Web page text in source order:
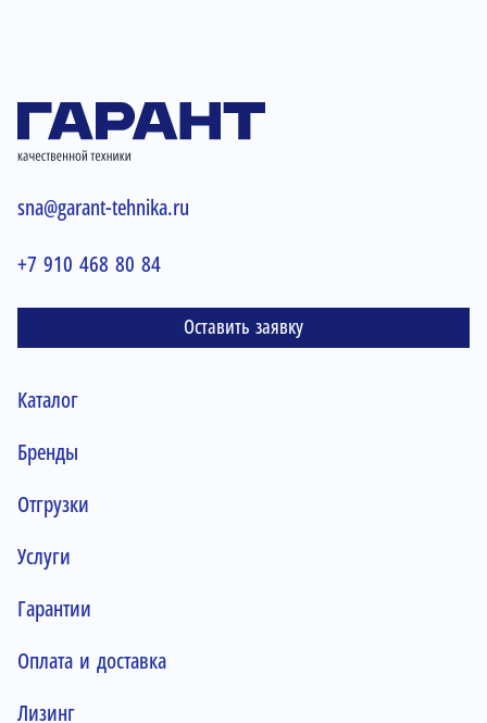
sna@garant-tehnika.ru
+7 910 468 80 84
Оставить заявку
Каталог
Бренды
Отгрузки
Услуги
Гарантии
Оплата и доставка
Лизинг